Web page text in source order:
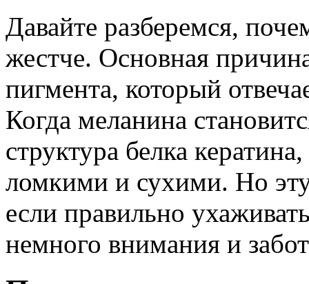
Давайте разберемся,
жестче. Основная
пигмента, который
Когда меланина
структура белка
ломкими и сухими. Но
если правильно
немного внимания и